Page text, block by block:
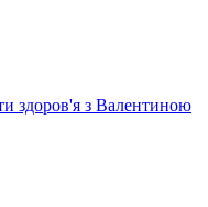
здоров'я з Валентиною